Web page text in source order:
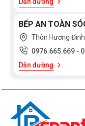
Dẫn đường
BẾP AN TOÀN
Thôn Hương
0976.665.669 -
Dẫn đường